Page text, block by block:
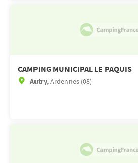
CAMPING MUNICIPAL LE PAQUIS
Autry,Ardennes (08)